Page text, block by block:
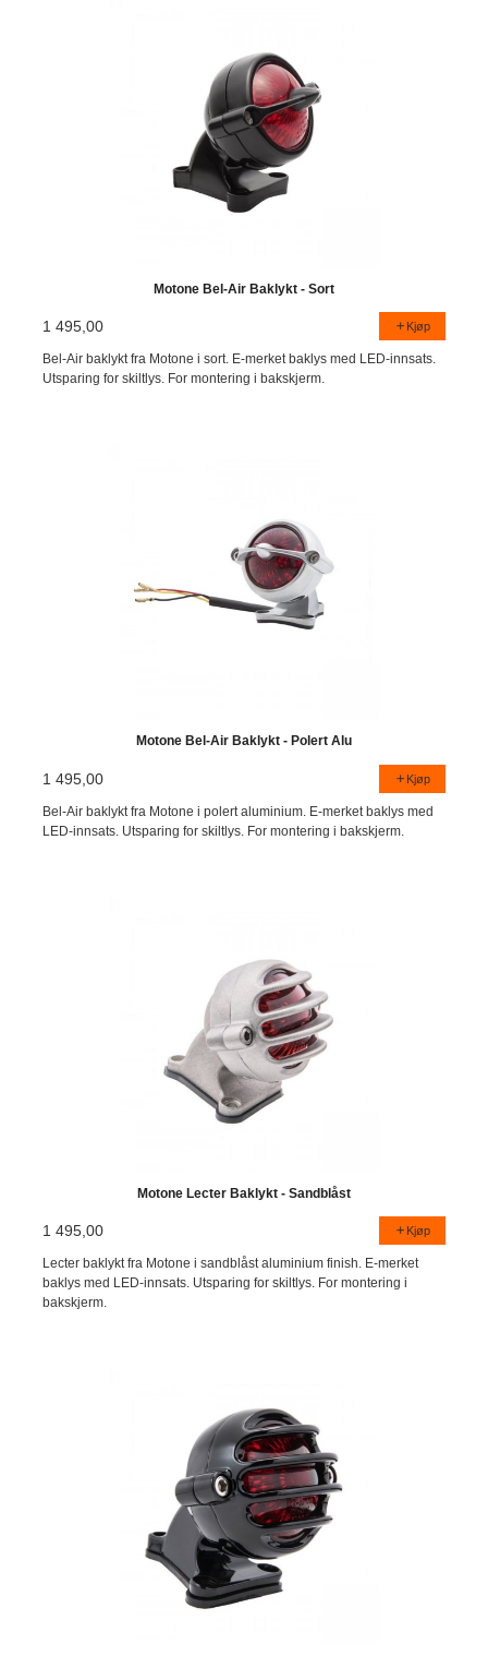
Motone Bel-Air Baklykt - Sort
1 495,00 Kjøp
Bel-Air baklykt fra Motone i sort. E-merket baklys med LED-innsats.
Utsparing for skiltlys. For montering i bakskjerm.
Motone Bel-Air Baklykt - Polert Alu
1 495,00 Kjøp
Bel-Air baklykt fra Motone i polert aluminium. E-merket baklys med
LED-innsats. Utsparing for skiltlys. For montering i bakskjerm.
Motone Lecter Baklykt - Sandblåst
1 495,00 Kjøp
Lecter baklykt fra Motone i sandblåst aluminium finish. E-merket
baklys med LED-innsats. Utsparing for skiltlys. For montering i
bakskjerm.